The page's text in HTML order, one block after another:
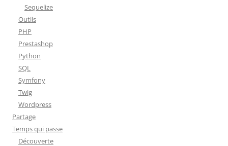
Sequelize
Outils
PHP
Prestashop
Python
SQL
Symfony
Twig
Wordpress
Partage
Temps qui passe
Découverte